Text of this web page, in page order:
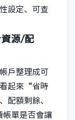
設定、可查
資源/配
戶整理成可
起來“省時
配額剩餘、
帳單是否會讓